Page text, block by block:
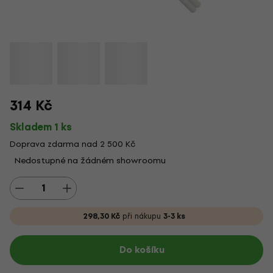
314 Kč
Skladem 1 ks
Doprava zdarma nad 2 500 Kč
Nedostupné na žádném showroomu
298,30 Kč při nákupu 3-3 ks
Do košíku